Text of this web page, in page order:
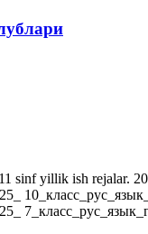
sinf yillik ish rejalar.